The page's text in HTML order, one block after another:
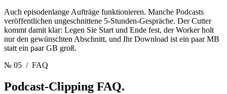
Auch episodenlange Aufträge funktionieren. Manche Podcasts
veröffentlichen ungeschnittene 5-Stunden-Gespräche. Der Cutter
kommt damit klar: Legen Sie Start und Ende fest, der Worker holt
nur den gewünschten Abschnitt, und Ihr Download ist ein paar MB
statt ein paar GB groß.
№ 05 / FAQ
Podcast-Clipping FAQ.